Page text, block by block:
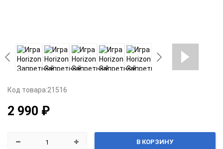
Код товара:21516
2 990 ₽
В КОРЗИНУ